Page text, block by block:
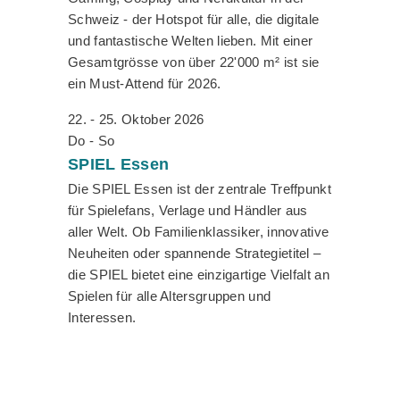
Schweiz - der Hotspot für alle, die digitale
und fantastische Welten lieben. Mit einer
Gesamtgrösse von über 22'000 m² ist sie
ein Must-Attend für 2026.
22. - 25. Oktober 2026
Do - So
SPIEL Essen
Die SPIEL Essen ist der zentrale Treffpunkt
für Spielefans, Verlage und Händler aus
aller Welt. Ob Familienklassiker, innovative
Neuheiten oder spannende Strategietitel –
die SPIEL bietet eine einzigartige Vielfalt an
Spielen für alle Altersgruppen und
Interessen.